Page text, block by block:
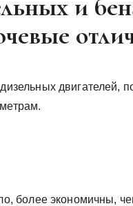
и
двигателей,
более экономичны,